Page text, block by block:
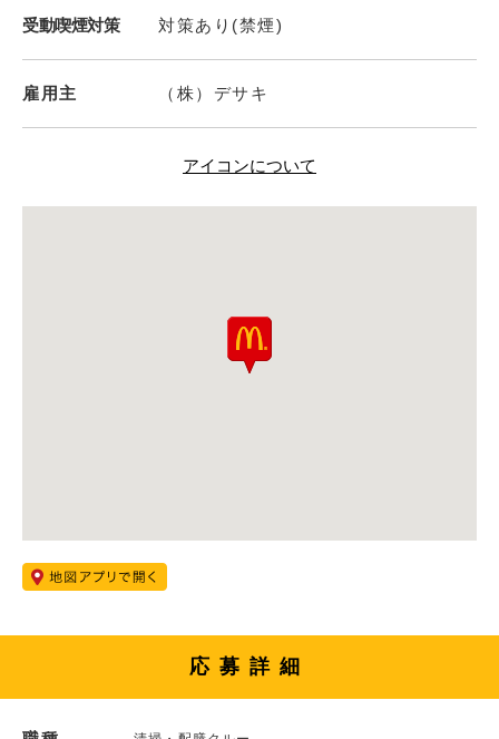
受動喫煙対策 対策あり(禁煙)
雇用主 （株）デサキ
アイコンについて
応募詳細